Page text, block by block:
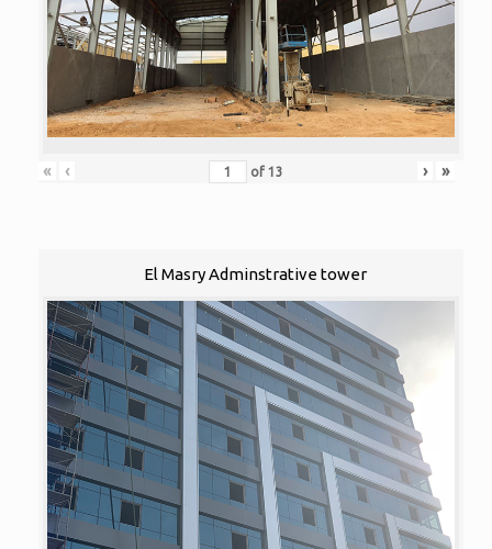
« ‹ of 13 › »
El Masry Adminstrative tower